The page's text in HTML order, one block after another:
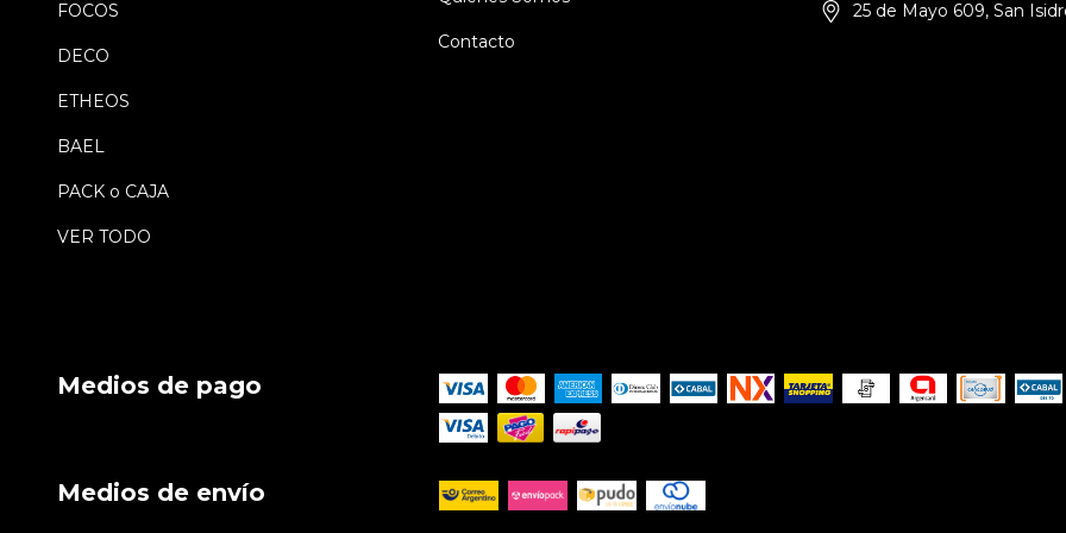
FOCOS
DECO
ETHEOS
BAEL
PACK o CAJA
VER TODO
Contacto
25 de Mayo 609, San
Medios de pago
Medios de envío